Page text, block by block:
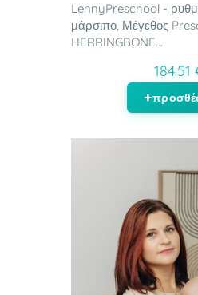
LennyPreschool -
μάρσιπο, Μέγεθος
HERRINGBONE...
184.51